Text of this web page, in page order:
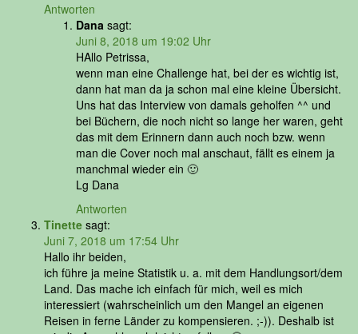
Antworten
Dana sagt:
Juni 8, 2018 um 19:02 Uhr
HAllo Petrissa,
wenn man eine Challenge hat, bei der es wichtig ist,
dann hat man da ja schon mal eine kleine Übersicht.
Uns hat das Interview von damals geholfen ^^ und
bei Büchern, die noch nicht so lange her waren, geht
das mit dem Erinnern dann auch noch bzw. wenn
man die Cover noch mal anschaut, fällt es einem ja
manchmal wieder ein 🙂
Lg Dana
Antworten
Tinette sagt:
Juni 7, 2018 um 17:54 Uhr
Hallo ihr beiden,
ich führe ja meine Statistik u. a. mit dem Handlungsort/dem
Land. Das mache ich einfach für mich, weil es mich
interessiert (wahrscheinlich um den Mangel an eigenen
Reisen in ferne Länder zu kompensieren. ;-)). Deshalb ist